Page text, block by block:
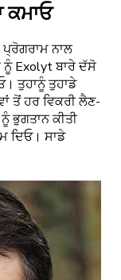
ਕਮਾਓ
ਨਾਲ
Exolyt ਬਾਰੇ ਦੱਸੋ
ਤੁਹਾਨੂੰ ਤੁਹਾਡੇ
ਤੋਂ ਹਰ ਵਿਕਰੀ ਲੈਣ-
ਭੁਗਤਾਨ ਕੀਤੀ
ਦਿਓ। ਸਾਡੇ